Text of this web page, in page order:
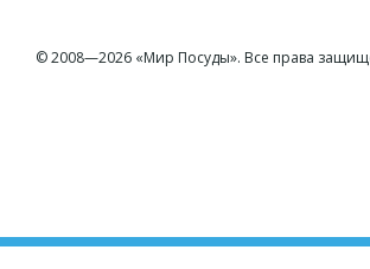
© 2008—2026 «Мир Посуды». Все права